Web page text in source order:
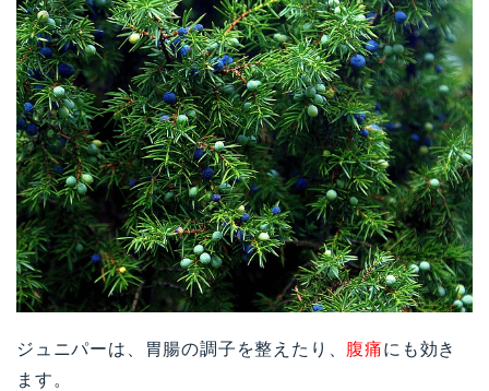
ジュニパーは、胃腸の調子を整えたり、 腹痛にも効き
ます。